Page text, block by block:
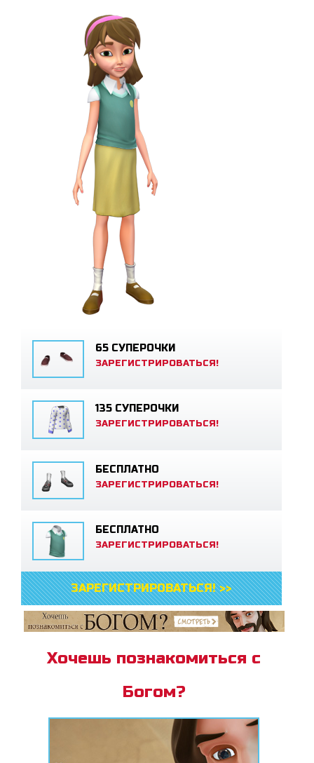
65 СУПЕРОЧКИ
ЗАРЕГИСТРИРОВАТЬСЯ!
135 СУПЕРОЧКИ
ЗАРЕГИСТРИРОВАТЬСЯ!
БЕСПЛАТНО
ЗАРЕГИСТРИРОВАТЬСЯ!
БЕСПЛАТНО
ЗАРЕГИСТРИРОВАТЬСЯ!
ЗАРЕГИСТРИРОВАТЬСЯ! >>
Хочешь познакомиться с
Богом?